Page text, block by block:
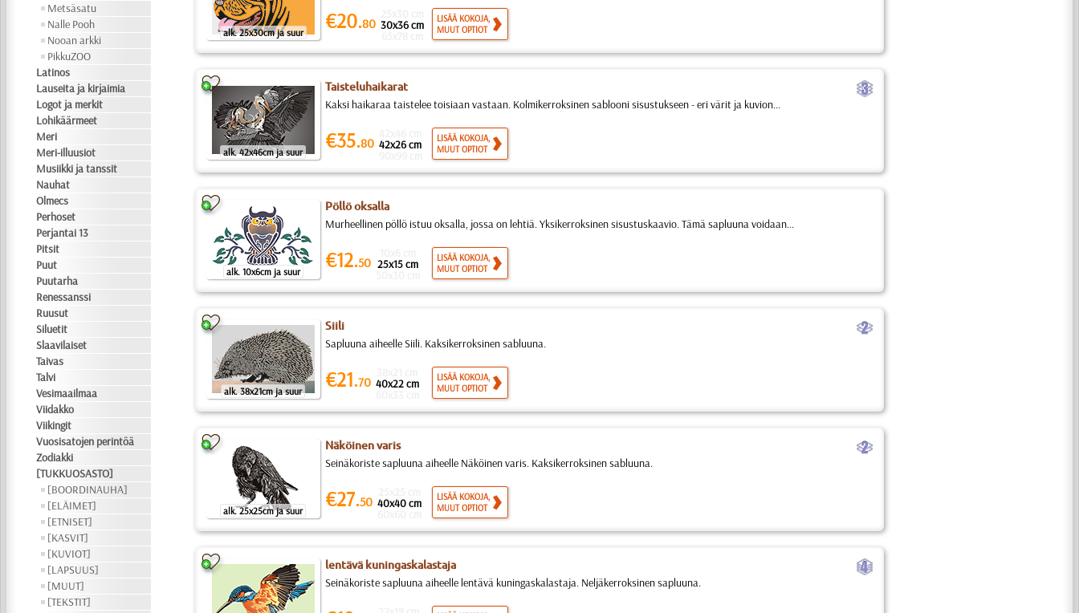
Metsäsatu
Nalle Pooh
Nooan arkki
PikkuZOO
Latinos
Lauseita ja kirjaimia
Logot ja merkit
Lohikäärmeet
Meri
Meri-illuusiot
Musiikki ja tanssit
Nauhat
Olmecs
Perhoset
Perjantai 13
Pitsit
Puut
Puutarha
Renessanssi
Ruusut
Siluetit
Slaavilaiset
Taivas
Talvi
Vesimaailmaa
Viidakko
Viikingit
Vuosisatojen perintöä
Zodiakki
[TUKKUOSASTO]
[BOORDINAUHA]
[ELÄIMET]
[ETNISET]
[KASVIT]
[KUVIOT]
[LAPSUUS]
[MUUT]
[TEKSTIT]
alk. 25x30cm ja suur €20.80 30x36 cm
LISÄÄ KOKOJA,
MUUT OPTIOT
alk. 42x46cm ja suur
Taisteluhaikarat c
Kaksi haikaraa taistelee toisiaan vastaan. Kolmikerroksinen sablooni sisustukseen - eri värit ja kuvion...
€35.80 42x26 cm
LISÄÄ KOKOJA,
MUUT OPTIOT
alk. 10x6cm ja suur
Pöllö oksalla
Murheellinen pöllö istuu oksalla, jossa on lehtiä. Yksikerroksinen sisustuskaavio. Tämä sapluuna voidaan...
€12.50 25x15 cm
LISÄÄ KOKOJA,
MUUT OPTIOT
alk. 38x21cm ja suur
Siili b
Sapluuna aiheelle Siili. Kaksikerroksinen sabluuna.
€21.70 40x22 cm
LISÄÄ KOKOJA,
MUUT OPTIOT
alk. 25x25cm ja suur
Näköinen varis b
Seinäkoriste sapluuna aiheelle Näköinen varis. Kaksikerroksinen sabluuna.
€27.50 40x40 cm
LISÄÄ KOKOJA,
MUUT OPTIOT
lentävä kuningaskalastaja d
Seinäkoriste sapluuna aiheelle lentävä kuningaskalastaja. Neljäkerroksinen sapluuna.